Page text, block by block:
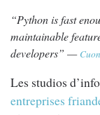
“Python is fast
maintainable
developers” —
Les studios
entreprises